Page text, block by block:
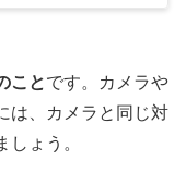
ことです。カメラや
は、カメラと同じ対
ょう。